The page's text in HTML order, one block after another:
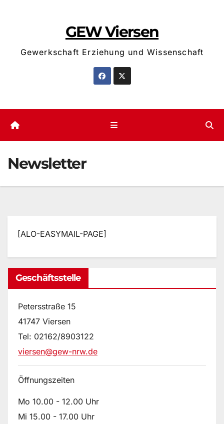
GEW Viersen
Gewerkschaft Erziehung und Wissenschaft
Newsletter
[ALO-EASYMAIL-PAGE]
Geschäftsstelle
Petersstraße 15
41747 Viersen
Tel: 02162/8903122
viersen@gew-nrw.de
Öffnungszeiten
Mo 10.00 - 12.00 Uhr
Mi 15.00 - 17.00 Uhr